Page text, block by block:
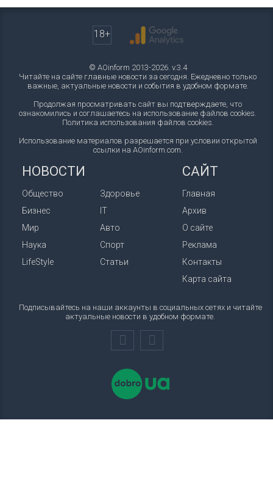
18+
© AOinform 2013-2026. v.3.4
Читайте на сайте главные новости за сегодня. Ежедневно только
важные, актуальные новости и события в удобном формате.
Продолжая просматривать сайт вы подтверждаете, что
ознакомились и соглашаетесь на использование файлов cookies.
Политика использования файлов cookies.
Использование материалов разрешается при условии открытой
ссылки на AOinform.com.
НОВОСТИ
Общество
Бизнес
Мир
Наука
LifeStyle
Здоровье
IT
Авто
Спорт
Статьи
САЙТ
Главная
Архив
О сайте
Реклама
Контакты
Карта сайта
Подписывайтесь на наши аккаунты в социальных сетях и читайте
актуальные новости в удобном формате.